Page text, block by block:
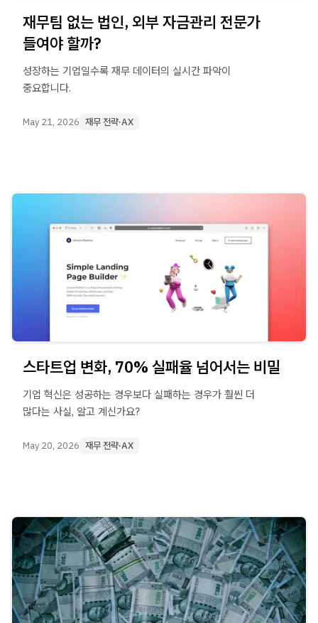
재무팀 없는 법인, 외부 자금관리 전문가
들여야 할까?
성장하는 기업일수록 재무 데이터의 실시간 파악이
중요합니다.
May 21, 2026 재무 전략·AX
스타트업 변화, 70% 실패율 넘어서는 비밀
기업 혁신은 성공하는 경우보다 실패하는 경우가 훨씬 더
많다는 사실, 알고 계신가요?
May 20, 2026 재무 전략·AX